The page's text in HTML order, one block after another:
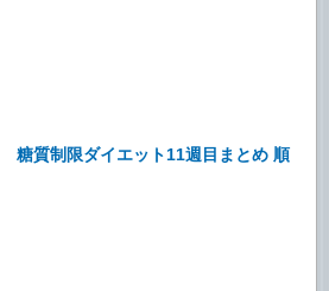
糖質制限ダイエット11週目まとめ 順